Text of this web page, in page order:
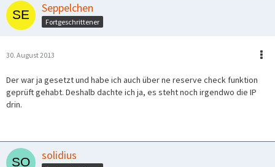
Seppelchen
Fortgeschrittener
30. August 2013
Der war ja gesetzt und habe ich auch über ne reserve check funktion
geprüft gehabt. Deshalb dachte ich ja, es steht noch irgendwo die IP
drin.
solidius